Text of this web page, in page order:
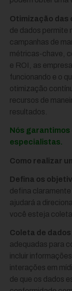
Otimização das
de dados permite
campanhas de
métricas-chave,
e ROI, as
funcionando e o
otimização
recursos de
resultados.
Nós garantimos
especialistas.
Como realizar
Defina os
defina
ajudará a
você esteja
Coleta de
adequadas para
incluir
interações em
de que os dados